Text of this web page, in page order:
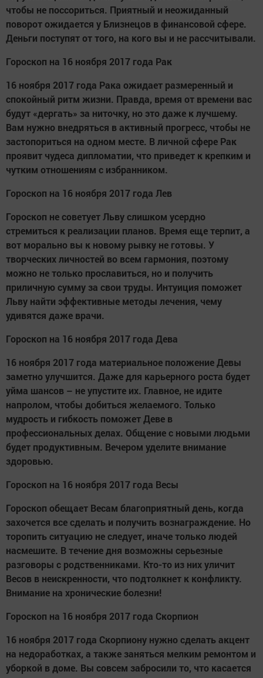
чтобы не поссориться. Приятный и неожиданный
поворот ожидается у Близнецов в финансовой сфере.
Деньги поступят от того, на кого вы и не рассчитывали.
Гороскоп на 16 ноября 2017 года Рак
16 ноября 2017 года Рака ожидает размеренный и
спокойный ритм жизни. Правда, время от времени вас
будут «дергать» за ниточку, но это даже к лучшему.
Вам нужно внедряться в активный прогресс, чтобы не
застопориться на одном месте. В личной сфере Рак
проявит чудеса дипломатии, что приведет к крепким и
чутким отношениям с избранником.
Гороскоп на 16 ноября 2017 года Лев
Гороскоп не советует Льву слишком усердно
стремиться к реализации планов. Время еще терпит, а
вот морально вы к новому рывку не готовы. У
творческих личностей во всем гармония, поэтому
можно не только прославиться, но и получить
приличную сумму за свои труды. Интуиция поможет
Льву найти эффективные методы лечения, чему
удивятся даже врачи.
Гороскоп на 16 ноября 2017 года Дева
16 ноября 2017 года материальное положение Девы
заметно улучшится. Даже для карьерного роста будет
уйма шансов – не упустите их. Главное, не идите
напролом, чтобы добиться желаемого. Только
мудрость и гибкость поможет Деве в
профессиональных делах. Общение с новыми людьми
будет продуктивным. Вечером уделите внимание
здоровью.
Гороскоп на 16 ноября 2017 года Весы
Гороскоп обещает Весам благоприятный день, когда
захочется все сделать и получить вознаграждение. Но
торопить ситуацию не следует, иначе только людей
насмешите. В течение дня возможны серьезные
разговоры с родственниками. Кто-то из них уличит
Весов в неискренности, что подтолкнет к конфликту.
Внимание на хронические болезни!
Гороскоп на 16 ноября 2017 года Скорпион
16 ноября 2017 года Скорпиону нужно сделать акцент
на недоработках, а также заняться мелким ремонтом и
уборкой в доме. Вы совсем забросили то, что касается